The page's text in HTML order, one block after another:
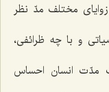
مختلف مدّ نظر
و با چه ظرائفی،
مدّت انسان احساس